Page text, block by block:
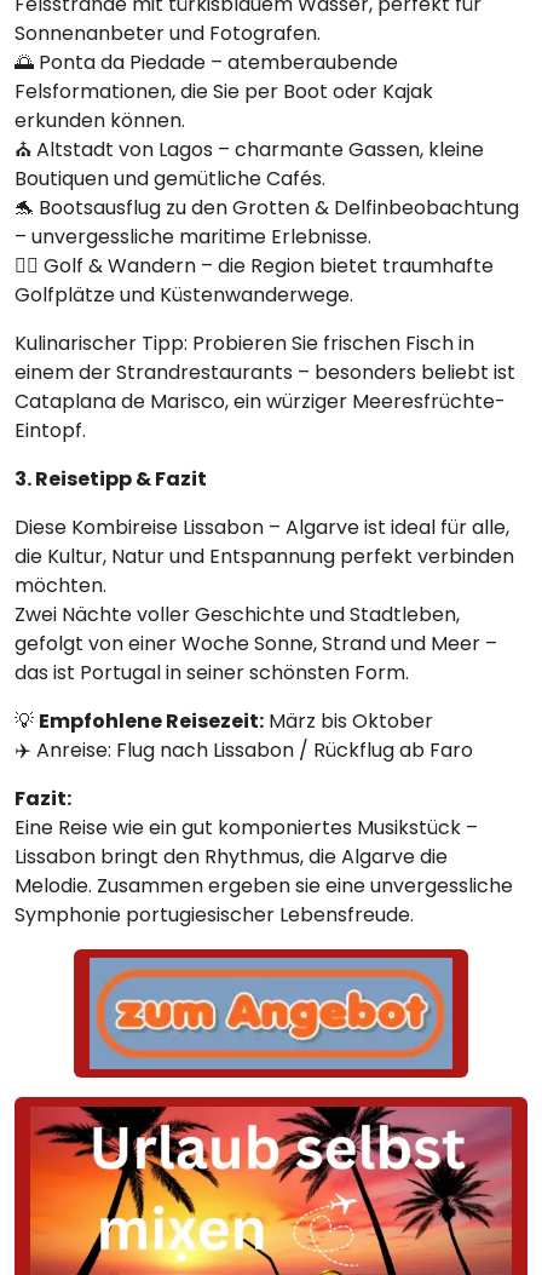
Sonnenanbeter und Fotografen.
🌅 Ponta da Piedade – atemberaubende
Felsformationen, die Sie per Boot oder Kajak
erkunden können.
⛪ Altstadt von Lagos – charmante Gassen, kleine
Boutiquen und gemütliche Cafés.
🐬 Bootsausflug zu den Grotten & Delfinbeobachtung
– unvergessliche maritime Erlebnisse.
🏌️‍♂️ Golf & Wandern – die Region bietet traumhafte
Golfplätze und Küstenwanderwege.
Kulinarischer Tipp: Probieren Sie frischen Fisch in
einem der Strandrestaurants – besonders beliebt ist
Cataplana de Marisco, ein würziger Meeresfrüchte-
Eintopf.
3. Reisetipp & Fazit
Diese Kombireise Lissabon – Algarve ist ideal für alle,
die Kultur, Natur und Entspannung perfekt verbinden
möchten.
Zwei Nächte voller Geschichte und Stadtleben,
gefolgt von einer Woche Sonne, Strand und Meer –
das ist Portugal in seiner schönsten Form.
💡 Empfohlene Reisezeit: März bis Oktober
✈️ Anreise: Flug nach Lissabon / Rückflug ab Faro
Fazit:
Eine Reise wie ein gut komponiertes Musikstück –
Lissabon bringt den Rhythmus, die Algarve die
Melodie. Zusammen ergeben sie eine unvergessliche
Symphonie portugiesischer Lebensfreude.